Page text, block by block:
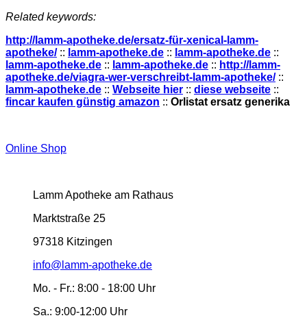
Related keywords:
http://lamm-apotheke.de/ersatz-für-xenical-lamm-
apotheke/:: lamm-apotheke.de :: lamm-apotheke.de ::
lamm-apotheke.de :: lamm-apotheke.de :: http://lamm-
apotheke.de/viagra-wer-verschreibt-lamm-apotheke/::
lamm-apotheke.de :: Webseite hier :: diese webseite ::
fincar kaufen günstig amazon :: Orlistat ersatz generika
Online Shop
Lamm Apotheke am Rathaus
Marktstraße 25
97318 Kitzingen
info@lamm-apotheke.de
Mo. - Fr.: 8:00 - 18:00 Uhr
Sa.: 9:00-12:00 Uhr